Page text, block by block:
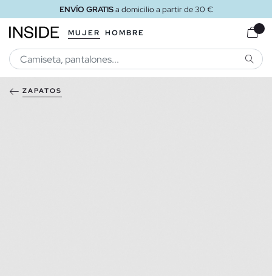
ENVÍO GRATISa domicilio a partir de 30 €
MUJER HOMBRE
ZAPATOS